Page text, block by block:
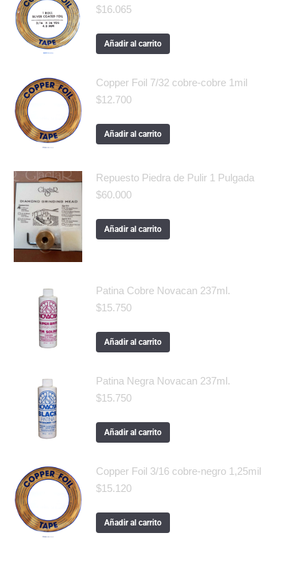
$16.065
Añadir al carrito
Copper Foil 7/32 cobre-cobre 1mil
$12.700
Añadir al carrito
Repuesto Piedra de Pulir 1 Pulgada
$60.000
Añadir al carrito
Patina Cobre Novacan 237ml.
$15.750
Añadir al carrito
Patina Negra Novacan 237ml.
$15.750
Añadir al carrito
Copper Foil 3/16 cobre-negro 1,25mil
$15.120
Añadir al carrito